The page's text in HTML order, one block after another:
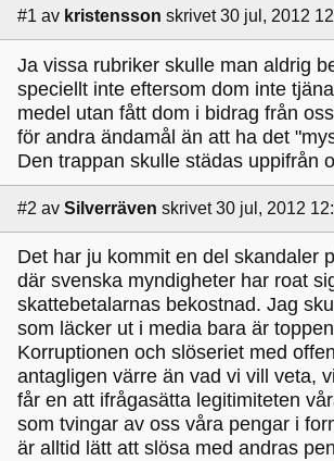
#1 av kristensson skrivet 30 jul, 2012
Ja vissa rubriker skulle man aldrig
speciellt inte eftersom dom inte
medel utan fått dom i bidrag från
för andra ändamål än att ha det
Den trappan skulle städas uppifrån
#2 av Silverräven skrivet 30 jul, 2012
Det har ju kommit en del skandaler
där svenska myndigheter har roat
skattebetalarnas bekostnad. Jag
som läcker ut i media bara är
Korruptionen och slöseriet med
antagligen värre än vad vi vill veta,
får en att ifrågasätta legitimiteten
som tvingar av oss våra pengar i
är alltid lätt att slösa med andras